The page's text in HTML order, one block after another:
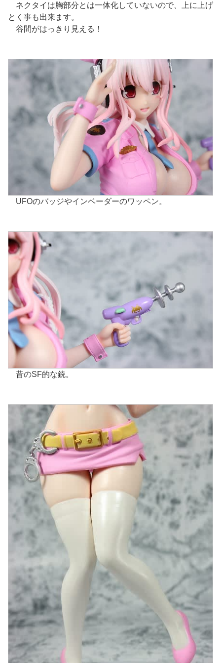
ネクタイは胸部分とは一体化していないので、上に上げ
とく事も出来ます。
谷間がはっきり見える！
UFOのバッジやインベーダーのワッペン。
昔のSF的な銃。